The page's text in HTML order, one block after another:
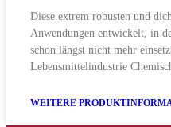
Diese extrem robusten und
Anwendungen entwickelt, in
schon längst nicht mehr
Lebensmittelindustrie
WEITERE